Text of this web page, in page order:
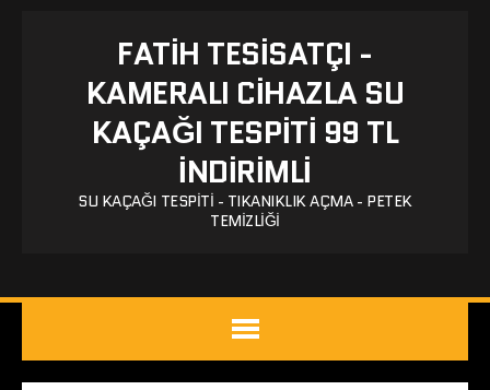
FATIH TESISATÇI -
KAMERALI CIHAZLA SU
KAÇAĞI TESPITI 99 TL
İNDİRİMLİ
SU KAÇAĞI TESPITI - TIKANIKLIK AÇMA - PETEK
TEMIZLIĞI